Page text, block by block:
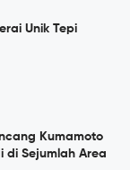
Unik Tepi
Kumamoto
di Sejumlah Area